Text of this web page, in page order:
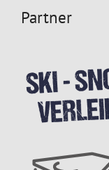
Partner